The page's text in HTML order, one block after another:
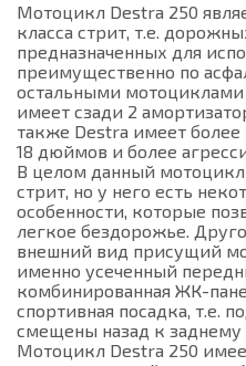
Мотоцикл Destra 250
класса стрит, т.е.
предназначенных для
преимущественно по
остальными мотоциклами
имеет сзади 2
также Destra имеет
18 дюймов и более
В целом данный
стрит, но у него есть
особенности, которые
легкое бездорожье.
внешний вид присущий
именно усеченный
комбинированная ЖК-
спортивная посадка, т.е.
смещены назад к заднему
Мотоцикл Destra 250